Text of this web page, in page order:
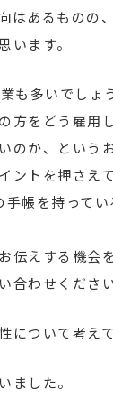
はあるものの
います。
も多いでしょう
をどう雇用
のか、という
トを押さえ
帳を持って
えする機会
合わせください
ついて考え
ました。